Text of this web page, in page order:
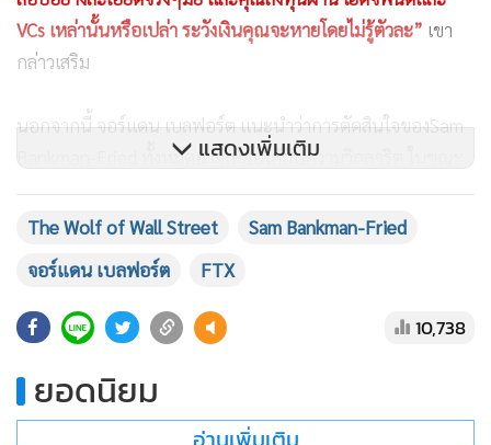
VCs เหล่านั้นหรือเปล่า ระวังเงินคุณจะหายโดยไม่รู้ตัวละ”เขา
กล่าวเสริม
นอกจากนี้ จอร์แดน เบลฟอร์ต แนะนำว่าการตัดสินใจของSam
Bankman-Fried ทั้งหมดอาจเทียบได้กับความวิกลจริต ในขณะ
ที่ท้าทายหน่วยงานกำกับดูแลให้มุ่งเน้นไปที่ลูกค้าที่สูญเสียเงินไป
การกล่าวอ้างว่าป่วยเป็นคนวิกลจริต เป็นหนึ่งในพฤติกรรมยอด
นิยมของผู้ต้องหาเพื่อฟอกตัวให้พ้นผิด
ผลกระทบต่อตลาดทั่วไปหลังวิกฤติการล้มละลายของ FTX
แท้จริงแล้ว การล่มสลายของ FTX ส่งผลให้เกิดการปรับฐานของ
ตลาดอย่างกว้างขวาง โดยสินทรัพย์ส่วนใหญ่สูญเสียส่วนแบ่งที่
แสดงเพิ่มเติม
จอร์แดน เบลฟอร์ต
ยอดนิยม
อ่านเพิ่มเติม